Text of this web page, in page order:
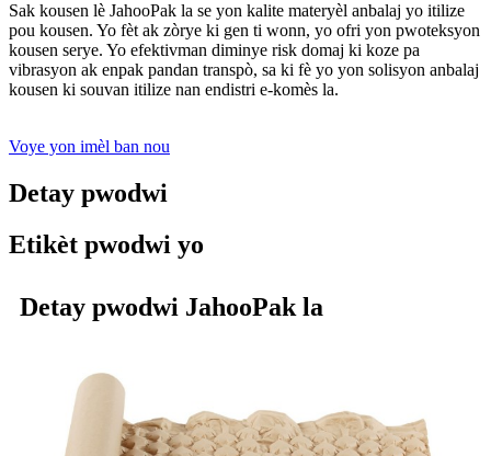
Sak kousen lè JahooPak la se yon kalite materyèl anbalaj yo itilize
pou kousen. Yo fèt ak zòrye ki gen ti wonn, yo ofri yon pwoteksyon
kousen serye. Yo efektivman diminye risk domaj ki koze pa
vibrasyon ak enpak pandan transpò, sa ki fè yo yon solisyon anbalaj
kousen ki souvan itilize nan endistri e-komès la.
Voye yon imèl ban nou
Detay pwodwi
Etikèt pwodwi yo
Detay pwodwi JahooPak la